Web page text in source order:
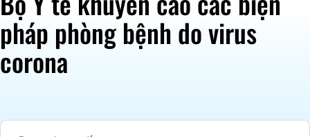
pháp phòng bệnh do virus
corona